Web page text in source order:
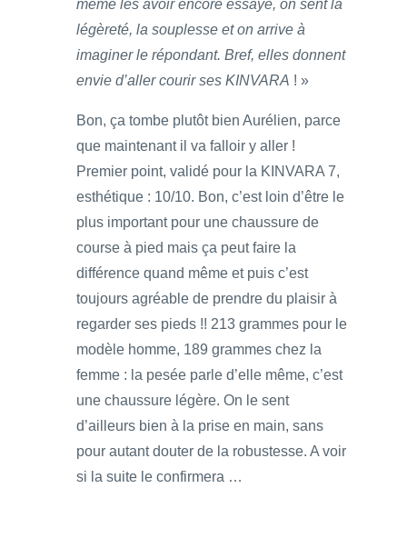
même les avoir encore essayé, on sent la
légèreté, la souplesse et on arrive à
imaginer le répondant. Bref, elles donnent
envie d’aller courir ses KINVARA ! »
Bon, ça tombe plutôt bien Aurélien, parce
que maintenant il va falloir y aller !
Premier point, validé pour la KINVARA 7,
esthétique : 10/10. Bon, c’est loin d’être le
plus important pour une chaussure de
course à pied mais ça peut faire la
différence quand même et puis c’est
toujours agréable de prendre du plaisir à
regarder ses pieds !! 213 grammes pour le
modèle homme, 189 grammes chez la
femme : la pesée parle d’elle même, c’est
une chaussure légère. On le sent
d’ailleurs bien à la prise en main, sans
pour autant douter de la robustesse. A voir
si la suite le confirmera …